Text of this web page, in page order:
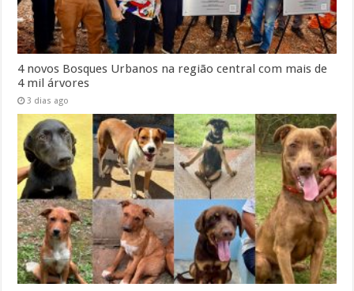
4 novos Bosques Urbanos na região central com mais de
4 mil árvores
3 dias ago